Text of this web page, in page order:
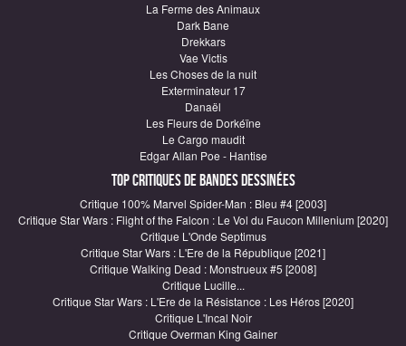
La Ferme des Animaux
Dark Bane
Drekkars
Vae Victis
Les Choses de la nuit
Exterminateur 17
Danaël
Les Fleurs de Dorkéïne
Le Cargo maudit
Edgar Allan Poe - Hantise
Top critiques de Bandes Dessinées
Critique 100% Marvel Spider-Man : Bleu #4 [2003]
Critique Star Wars : Flight of the Falcon : Le Vol du Faucon Millenium [2020]
Critique L'Onde Septimus
Critique Star Wars : L'Ere de la République [2021]
Critique Walking Dead : Monstrueux #5 [2008]
Critique Lucille...
Critique Star Wars : L'Ere de la Résistance : Les Héros [2020]
Critique L'Incal Noir
Critique Overman King Gainer